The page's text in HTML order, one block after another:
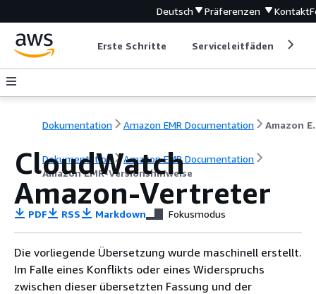
Deutsch Präferenzen Kontakt
Erste Schritte Serviceleitfäden
Dokumentation Amazon EMR Documentation
Dokumentation
Amazon EMR Documentation
Amazon EMR-Versionshinweise
CloudWatch
Amazon-Vertreter
PDF RSS Markdown Fokusmodus
Die vorliegende Übersetzung wurde maschinell erstellt.
Im Falle eines Konflikts oder eines Widerspruchs
zwischen dieser übersetzten Fassung und der